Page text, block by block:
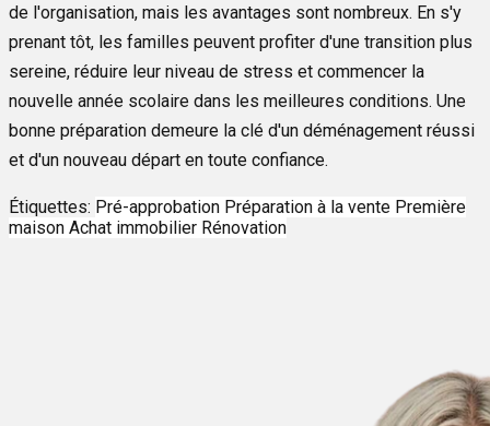
de l'organisation, mais les avantages sont nombreux. En s'y
prenant tôt, les familles peuvent profiter d'une transition plus
sereine, réduire leur niveau de stress et commencer la
nouvelle année scolaire dans les meilleures conditions. Une
bonne préparation demeure la clé d'un déménagement réussi
et d'un nouveau départ en toute confiance.
Étiquettes: Pré-approbation Préparation à la vente Première
maison Achat immobilier Rénovation